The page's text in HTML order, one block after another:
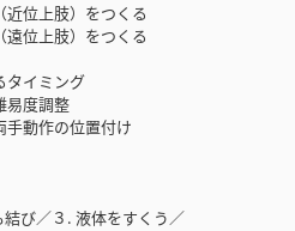
上肢）をつくる
上肢）をつくる
イミング
度調整
作の位置付け
／３. 液体をすくう／